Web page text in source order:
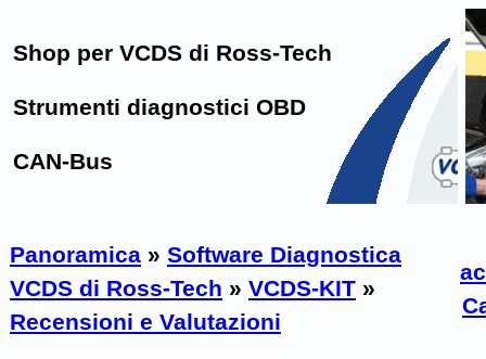
Shop per VCDS di Ross-Tech
Strumenti diagnostici OBD
CAN-Bus
Panoramica » Software Diagnostica
VCDS di Ross-Tech » VCDS-KIT »
Recensioni e Valutazioni